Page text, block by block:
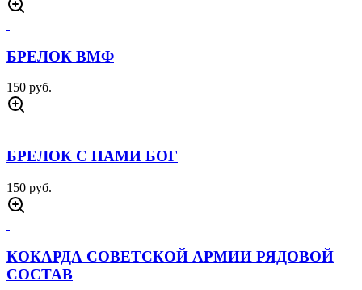
БРЕЛОК ВМФ
150 руб.
БРЕЛОК С НАМИ БОГ
150 руб.
КОКАРДА СОВЕТСКОЙ АРМИИ РЯДОВОЙ
СОСТАВ